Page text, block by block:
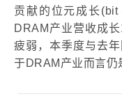
贡献的位元成长
DRAM产业营收成
疲弱，本季度与去
于DRAM产业而言仍